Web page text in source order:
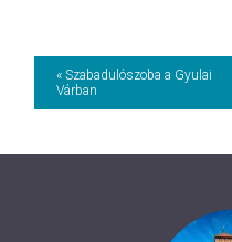
Event
Navigation
« Szabadulószoba a Gyulai
Várban